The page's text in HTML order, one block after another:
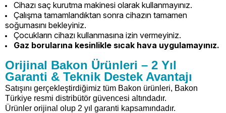
Cihazı saç kurutma makinesi olarak kullanmayınız.
Çalışma tamamlandıktan sonra cihazın tamamen
soğumasını bekleyiniz.
Çocukların cihazı kullanmasına izin vermeyiniz.
Gaz borularına kesinlikle sıcak hava uygulamayınız.
Orijinal Bakon Ürünleri – 2 Yıl
Garanti & Teknik Destek Avantajı
Satışını gerçekleştirdiğimiz tüm Bakon ürünleri, Bakon
Türkiye resmi distribütör güvencesi altındadır.
Ürünler orijinal olup 2 yıl garanti kapsamındadır.